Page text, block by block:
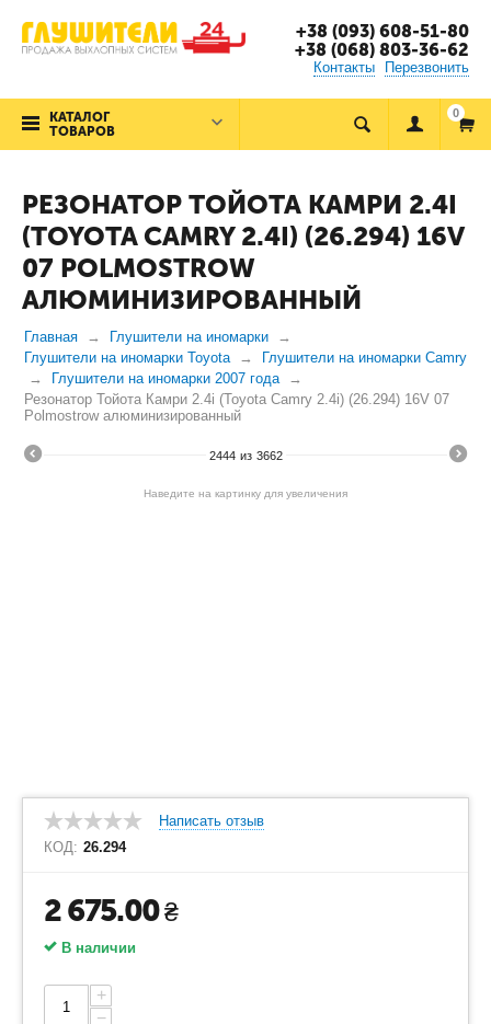
+38 (093) 608-51-80
+38 (068) 803-36-62
Контакты Перезвонить
КАТАЛОГ
ТОВАРОВ
0
РЕЗОНАТОР ТОЙОТА КАМРИ 2.4I
(TOYOTA CAMRY 2.4I) (26.294) 16V
07 POLMOSTROW
АЛЮМИНИЗИРОВАННЫЙ
Главная
Глушители на иномарки
Глушители на иномарки Toyota
Глушители на иномарки Camry
Глушители на иномарки 2007 года
Резонатор Тойота Камри 2.4i (Toyota Camry 2.4i) (26.294) 16V 07
Polmostrow алюминизированный
2444 из 3662
Наведите на картинку для увеличения
Написать отзыв
КОД: 26.294
2 675.00₴
В наличии
+
−